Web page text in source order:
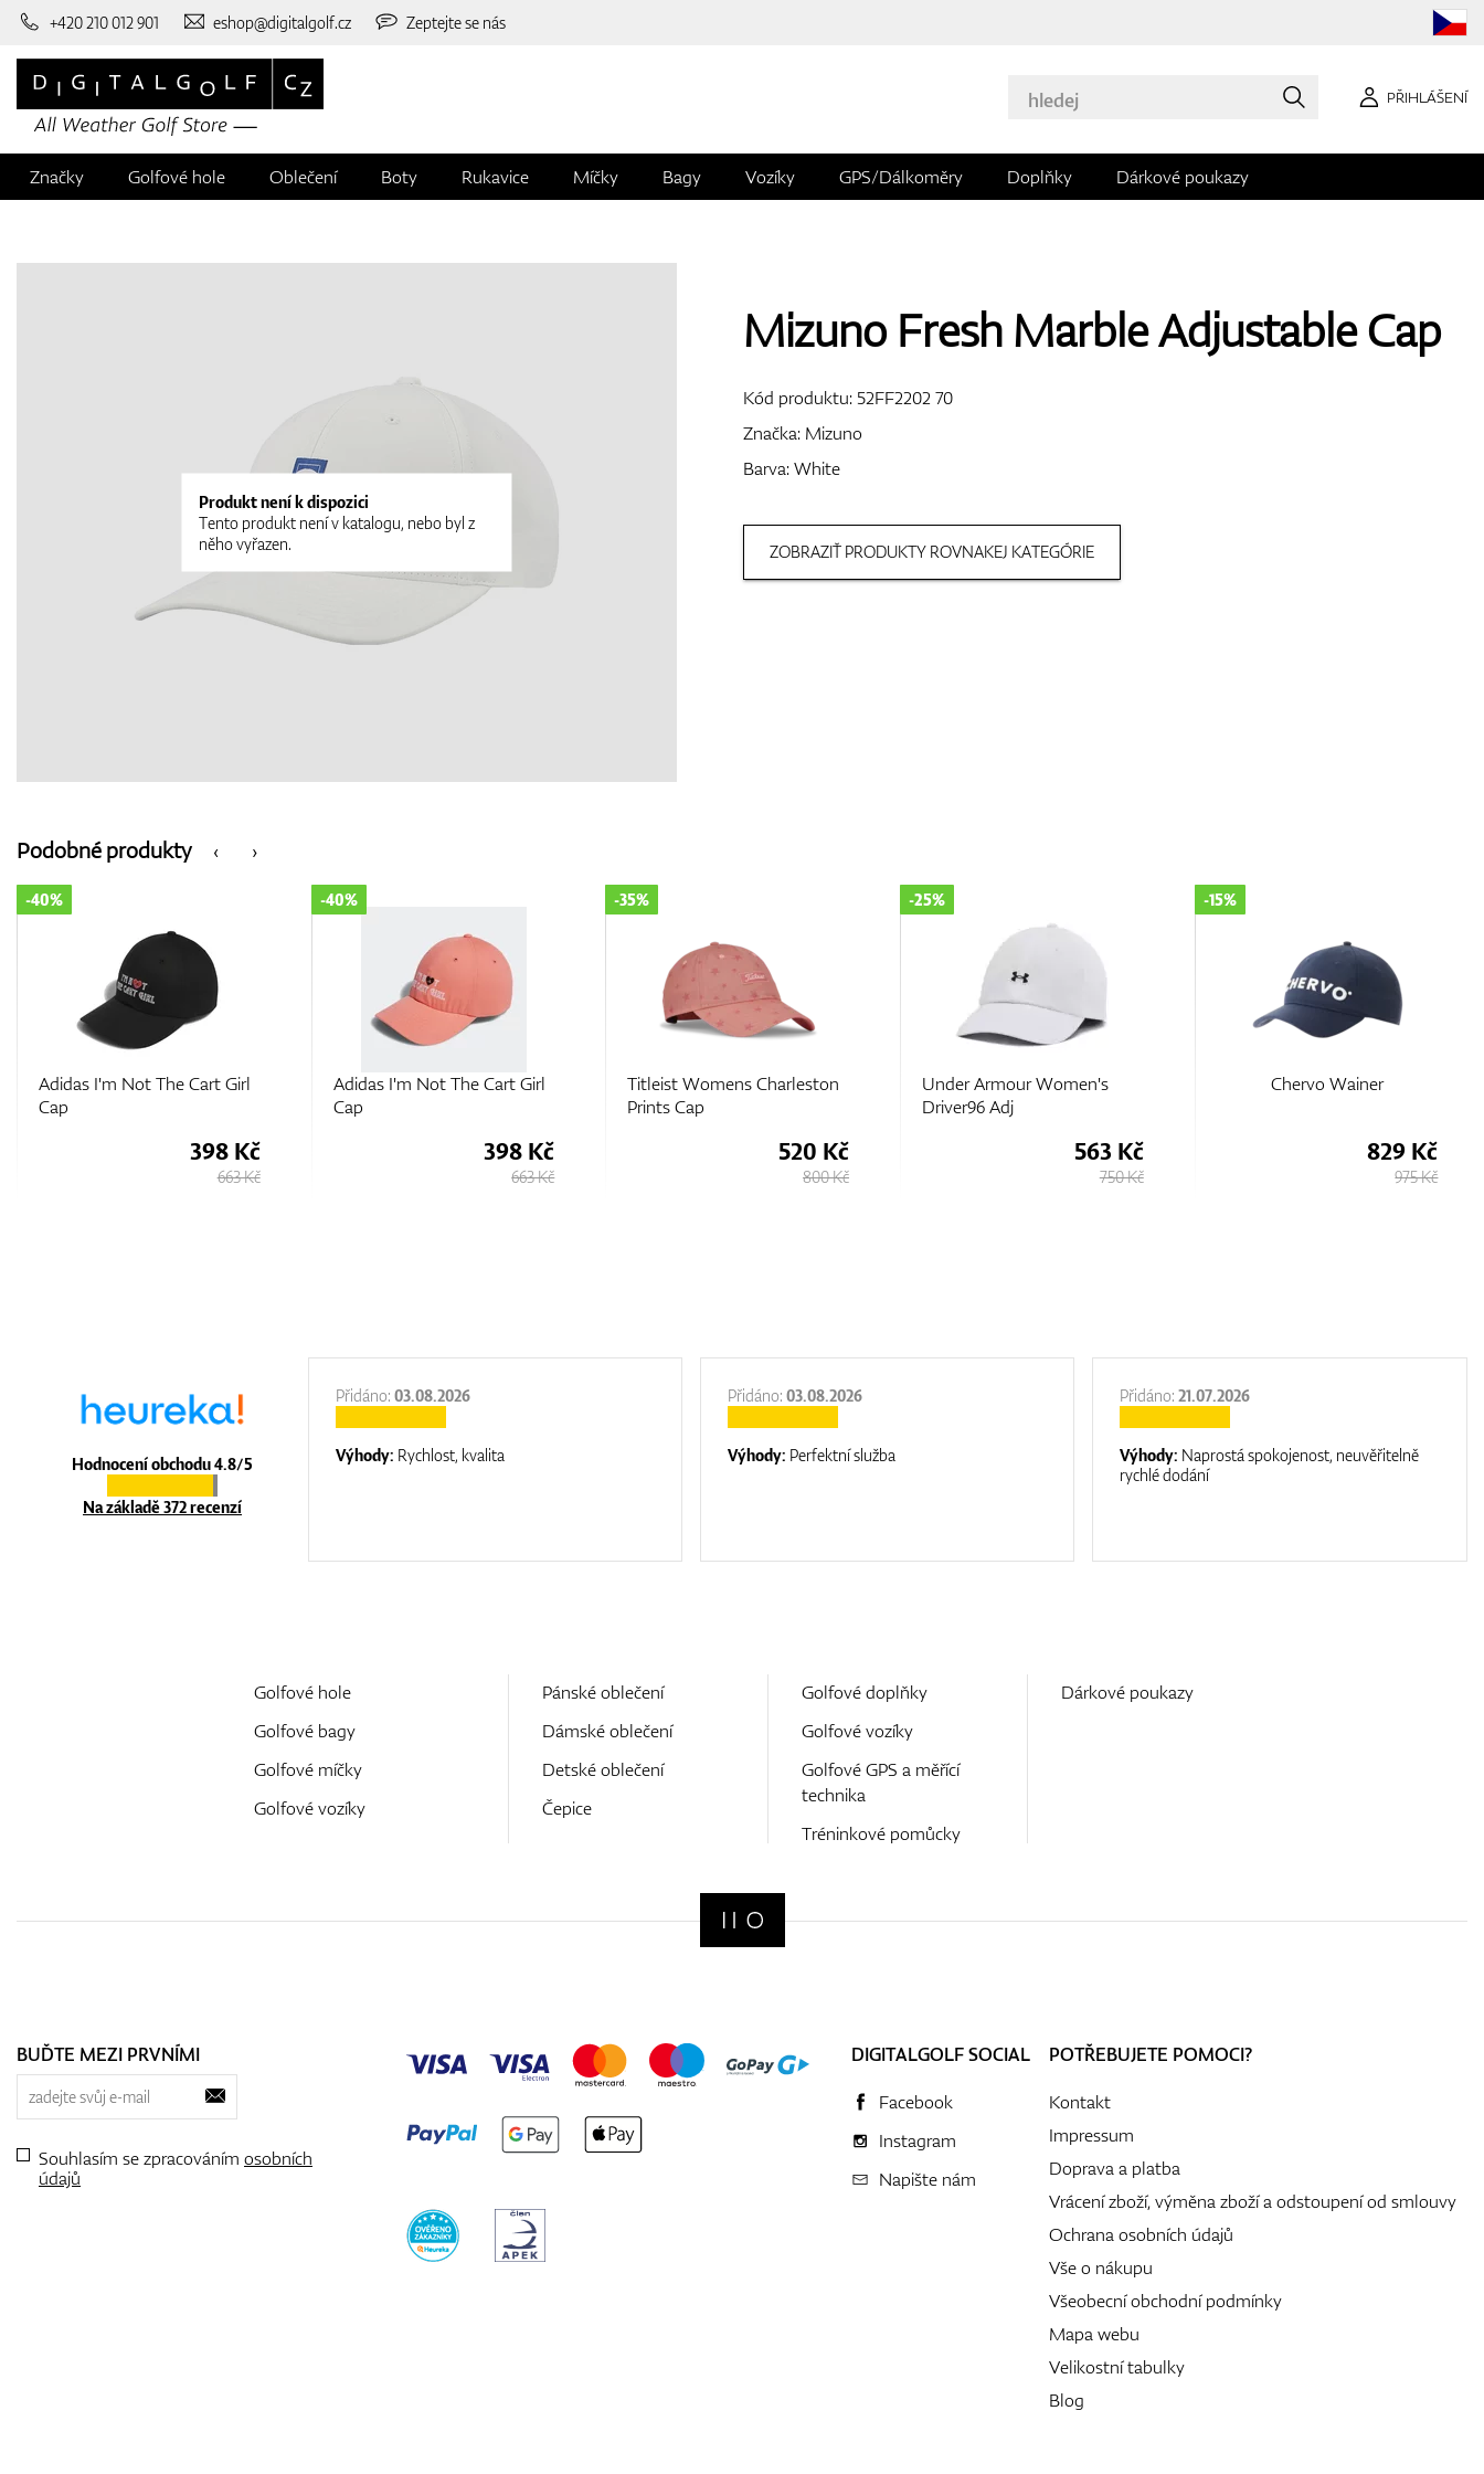
+420 210 012 901 eshop@digitalgolf.cz Zeptejte se nás
PŘIHLÁŠENÍ
Značky Golfové hole Oblečení Boty Rukavice Míčky Bagy Vozíky GPS/Dálkoměry Doplňky Dárkové poukazy
Produkt není k dispozici
Tento produkt není v katalogu, nebo byl z
něho vyřazen.
Mizuno Fresh Marble Adjustable Cap
Kód produktu:52FF2202 70
Značka: Mizuno
Barva: White
ZOBRAZIŤ PRODUKTY ROVNAKEJ KATEGÓRIE
‹
Podobné produkty ›
Adidas I'm Not The Cart Girl
Cap
-40%
398 Kč
663 Kč
Titleist Womens Charleston
Prints Cap
-35%
520 Kč
800 Kč
Under Armour Women's
Driver96 Adj
-25%
563 Kč
750 Kč
Chervo Wainer
-15%
829 Kč
975 Kč
Titleist Womens Breezer Cap
-35%
520 Kč
800 Kč
Hodnocení obchodu 4.8/5
Na základě 372 recenzí
Přidáno:03.08.2026
Výhody: Rychlost, kvalita
Přidáno:03.08.2026
Výhody: Perfektní služba
Přidáno:21.07.2026
Výhody: Naprostá spokojenost, neuvěřitelně
rychlé dodání
Golfové hole
Golfové bagy
Golfové míčky
Golfové vozíky
Pánské oblečení
Dámské oblečení
Detské oblečení
Čepice
Golfové doplňky
Golfové vozíky
Golfové GPS a měřící
technika
Tréninkové pomůcky
Dárkové poukazy
BUĎTE MEZI PRVNÍMI
Souhlasím se zpracováním osobních
údajů
DIGITALGOLF SOCIAL
Facebook
Instagram
Napište nám
POTŘEBUJETE POMOCI?
Kontakt
Impressum
Doprava a platba
Vrácení zboží, výměna zboží a odstoupení od smlouvy
Ochrana osobních údajů
Vše o nákupu
Všeobecní obchodní podmínky
Mapa webu
Velikostní tabulky
Blog